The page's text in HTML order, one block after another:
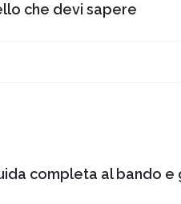
che devi sapere
completa al bando